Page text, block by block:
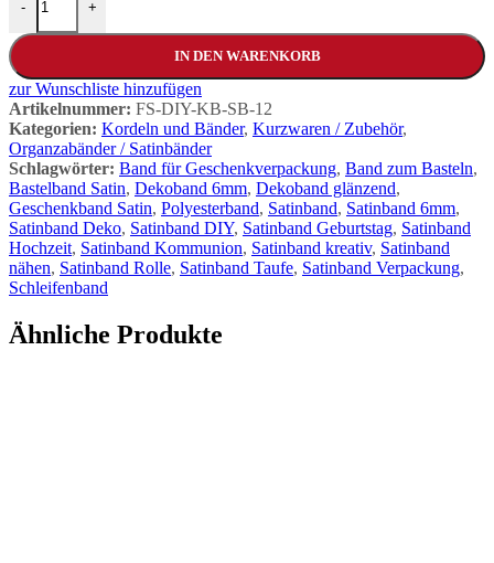
- +
IN DEN WARENKORB
zur Wunschliste hinzufügen
Artikelnummer: FS-DIY-KB-SB-12
Kategorien: Kordeln und Bänder, Kurzwaren / Zubehör,
Organzabänder / Satinbänder
Schlagwörter: Band für Geschenkverpackung, Band zum Basteln,
Bastelband Satin, Dekoband 6mm, Dekoband glänzend,
Geschenkband Satin, Polyesterband, Satinband, Satinband 6mm,
Satinband Deko, Satinband DIY, Satinband Geburtstag, Satinband
Hochzeit, Satinband Kommunion, Satinband kreativ, Satinband
nähen, Satinband Rolle, Satinband Taufe, Satinband Verpackung,
Schleifenband
Ähnliche Produkte